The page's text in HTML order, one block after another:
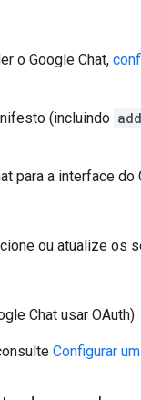
o Google Chat,
(incluindo
para a interface do
ou atualize os
Chat usar OAuth)
Configurar